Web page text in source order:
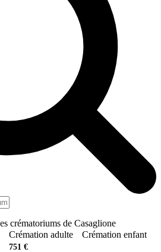
crématoriums de Casaglione
Crémation adulte
Crémation enfant
751 €